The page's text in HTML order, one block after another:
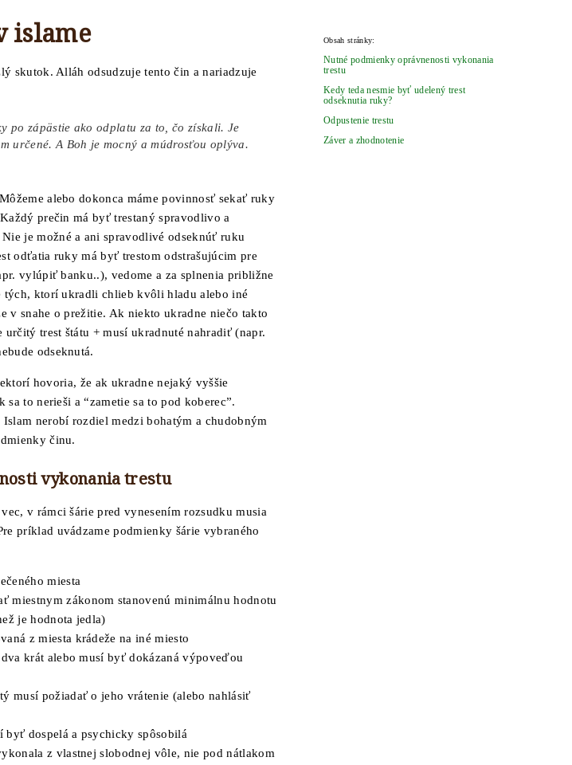
islame
skutok. Alláh odsudzuje tento čin a nariadzuje
po zápästie ako odplatu za to, čo získali. Je
určené. A Boh je mocný a múdrosťou oplýva.
alebo dokonca máme povinnosť sekať ruky
prečin má byť trestaný spravodlivo a
je možné a ani spravodlivé odseknúť ruku
odťatia ruky má byť trestom odstrašujúcim pre
vylúpiť banku..), vedome a za splnenia približne
ktorí ukradli chlieb kvôli hladu alebo iné
v snahe o prežitie. Ak niekto ukradne niečo takto
určitý trest štátu + musí ukradnuté nahradiť (napr.
odseknutá.
hovoria, že ak ukradne nejaký vyššie
to nerieši a “zametie sa to pod koberec”.
nerobí rozdiel medzi bohatým a chudobným
činu.
vykonania trestu
v rámci šárie pred vynesením rozsudku musia
príklad uvádzame podmienky šárie vybraného
miesta
miestnym zákonom stanovenú minimálnu hodnotu
je hodnota jedla)
z miesta krádeže na iné miesto
krát alebo musí byť dokázaná výpoveďou
musí požiadať o jeho vrátenie (alebo nahlásiť
byť dospelá a psychicky spôsobilá
z vlastnej slobodnej vôle, nie pod nátlakom
Obsah stránky:
Nutné podmienky oprávnenosti vykonania
trestu
Kedy teda nesmie byť udelený trest
odseknutia ruky?
Odpustenie trestu
Záver a zhodnotenie